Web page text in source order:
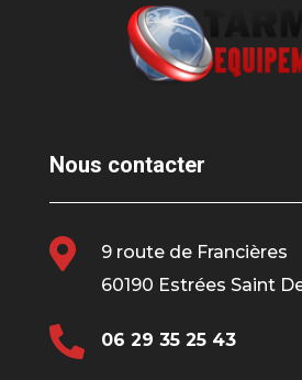
Nous contacter

9 route de Francières
60190 Estrées Saint
 06 29 35 25 43